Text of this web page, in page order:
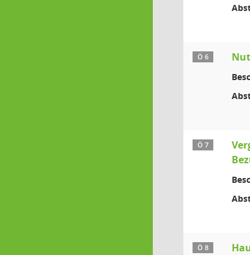
Ö 6
Ö 7
Ö 8